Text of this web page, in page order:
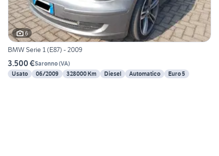
6
BMW Serie 1 (E87) - 2009
3.500 €Saronno(VA)
Usato
06/2009 328000 Km Diesel Automatico Euro 5